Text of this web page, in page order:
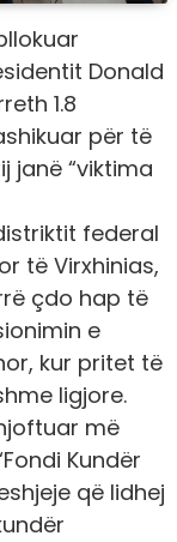
Donald
1.8
për të
janë “viktima
federal
të Virxhinias,
çdo hap të
e
kur pritet të
ligjore.
më
Kundër
që lidhej